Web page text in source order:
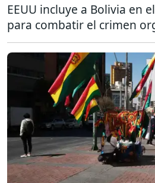
EEUU incluye a Bolivia en
para combatir el crimen